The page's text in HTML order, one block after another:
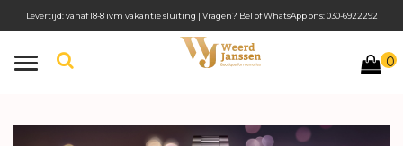
Toggle
0
Levertijd: vanaf 18-8 ivm vakantie sluiting | Vragen? Bel of WhatsApp ons: 030-6922292